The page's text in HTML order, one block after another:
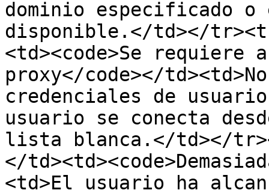
dominio especificado
disponible.</td></
<td><code>Se requiere
proxy</code></
credenciales de
usuario se conecta
lista blanca.</td></
</
<td>El usuario ha